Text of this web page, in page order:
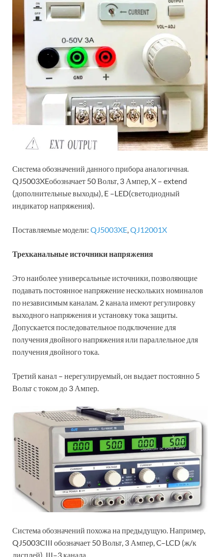
Система обозначений данного прибора аналогичная.
QJ5003XEобозначает 50 Вольт, 3 Ампер, X – extend
(дополнительные выходы), E –LED(светодиодный
индикатор напряжения).
Поставляемые модели: QJ5003XE QJ12001X
Трехканальные источники напряжения
Это наиболее универсальные источники, позволяющие
подавать постоянное напряжение нескольких номиналов
по независимым каналам. 2 канала имеют регулировку
выходного напряжения и установку тока защиты.
Допускается последовательное подключение для
получения двойного напряжения или параллельное для
получения двойного тока.
Третий канал – нерегулируемый, он выдает постоянно 5
Вольт с током до 3 Ампер.
Система обозначений похожа на предыдущую. Например,
QJ5003CIII обозначает 50 Вольт, 3 Ампер, C–LCD (ж/к
дисплей), III–3 канала.